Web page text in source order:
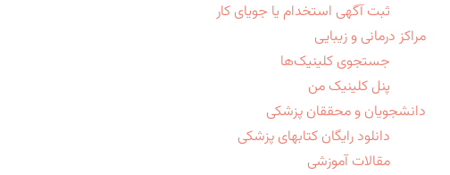
ثبت آگهی استخدام یا جویای کار
مراکز درمانی و زیبایی
جستجوی کلینیک‌ها
پنل کلینیک من
دانشجویان و محققان پزشکی
دانلود رایگان کتابهای پزشکی
مقالات آموزشی